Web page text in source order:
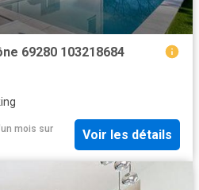
69280 103218684
mois sur
Voir les détails